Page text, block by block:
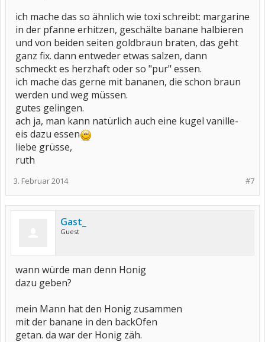
ich mache das so ähnlich wie toxi schreibt: margarine
in der pfanne erhitzen, geschälte banane halbieren
und von beiden seiten goldbraun braten, das geht
ganz fix. dann entweder etwas salzen, dann
schmeckt es herzhaft oder so "pur" essen.
ich mache das gerne mit bananen, die schon braun
werden und weg müssen.
gutes gelingen.
ach ja, man kann natürlich auch eine kugel vanille-
eis dazu essen
liebe grüsse,
ruth
#7
3. Februar 2014
Gast_
Guest
wann würde man denn Honig
dazu geben?
mein Mann hat den Honig zusammen
mit der banane in den backOfen
getan. da war der Honig zäh.